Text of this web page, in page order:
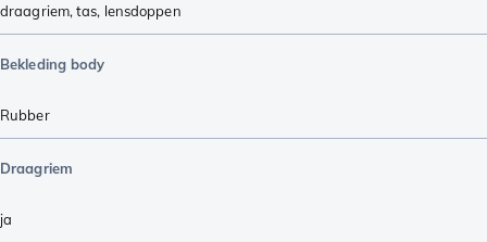
draagriem,tas, lensdoppen
Bekleding body
Rubber
Draagriem
ja